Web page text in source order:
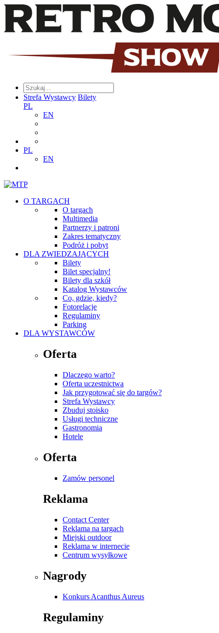
Strefa Wystawcy Bilety
PL
EN
PL
EN
O TARGACH
O targach
Multimedia
Partnerzy i patroni
Zakres tematyczny
Podróż i pobyt
DLA ZWIEDZAJĄCYCH
Bilety
Bilet specjalny!
Bilety dla szkół
Katalog Wystawców
Co, gdzie, kiedy?
Fotorelacje
Regulaminy
Parking
DLA WYSTAWCÓW
Oferta
Dlaczego warto?
Oferta uczestnictwa
Jak przygotować się do targów?
Strefa Wystawcy
Zbuduj stoisko
Usługi techniczne
Gastronomia
Hotele
Oferta
Zamów personel
Reklama
Contact Center
Reklama na targach
Miejski outdoor
Reklama w internecie
Centrum wysyłkowe
Nagrody
Konkurs Acanthus Aureus
Regulaminy